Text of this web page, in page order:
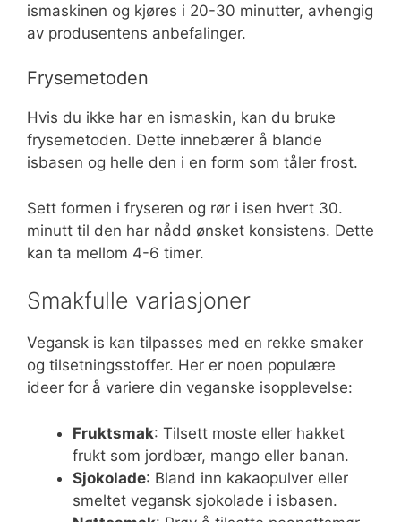
ismaskinen og kjøres i 20-30 minutter, avhengig
av produsentens anbefalinger.
Frysemetoden
Hvis du ikke har en ismaskin, kan du bruke
frysemetoden. Dette innebærer å blande
isbasen og helle den i en form som tåler frost.
Sett formen i fryseren og rør i isen hvert 30.
minutt til den har nådd ønsket konsistens. Dette
kan ta mellom 4-6 timer.
Smakfulle variasjoner
Vegansk is kan tilpasses med en rekke smaker
og tilsetningsstoffer. Her er noen populære
ideer for å variere din veganske isopplevelse:
Fruktsmak: Tilsett moste eller hakket
frukt som jordbær, mango eller banan.
Sjokolade: Bland inn kakaopulver eller
smeltet vegansk sjokolade i isbasen.